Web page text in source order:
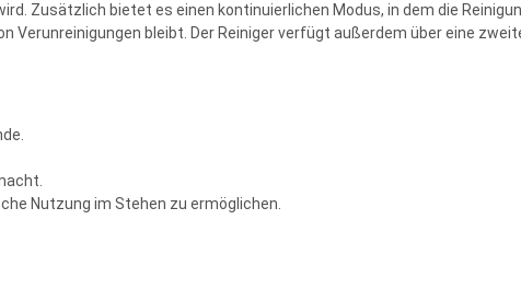
Zusätzlich bietet es einen kontinuierlichen Modus, in dem die
bleibt. Der Reiniger verfügt außerdem über eine
Nutzung im Stehen zu ermöglichen.